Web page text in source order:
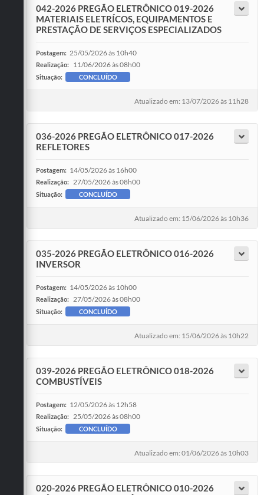
042-2026 PREGÃO ELETRÔNICO 019-2026
MATERIAIS ELETRÍCOS, EQUIPAMENTOS E
PRESTAÇÃO DE SERVIÇOS ESPECIALIZADOS
Postagem: 25/05/2026 às 10h40
Realização: 11/06/2026 às 08h00
Situação: CONCLUÍDO
Atualizado em: 13/07/2026 às 11h28
036-2026 PREGÃO ELETRÔNICO 017-2026
REFLETORES
Postagem: 14/05/2026 às 16h00
Realização: 27/05/2026 às 08h00
Situação: CONCLUÍDO
Atualizado em: 15/06/2026 às 10h36
035-2026 PREGÃO ELETRÔNICO 016-2026
INVERSOR
Postagem: 14/05/2026 às 10h00
Realização: 27/05/2026 às 08h00
Situação: CONCLUÍDO
Atualizado em: 15/06/2026 às 10h22
039-2026 PREGÃO ELETRÔNICO 018-2026
COMBUSTÍVEIS
Postagem: 12/05/2026 às 12h58
Realização: 25/05/2026 às 08h00
Situação: CONCLUÍDO
Atualizado em: 01/06/2026 às 10h03
020-2026 PREGÃO ELETRÔNICO 010-2026